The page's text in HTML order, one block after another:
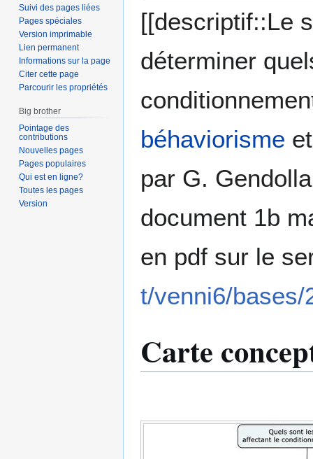
[[descriptif::Le
déterminer
béhaviorisme
par G.
document 1b
en pdf sur le
t/venni6/bases/
Carte
Suivi des pages liées
Pages spéciales
Version imprimable
Lien permanent
Informations sur la page
Citer cette page
Parcourir les propriétés
Big brother
Pointage des
contributions
Nouvelles pages
Pages populaires
Qui est en ligne?
Toutes les pages
Version